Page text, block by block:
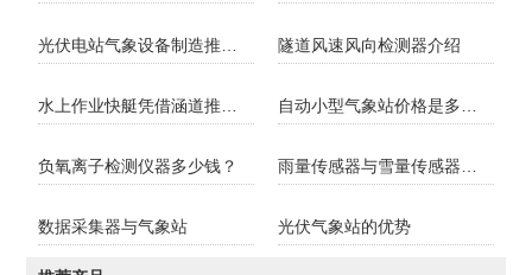
光伏电站气象设备制造推荐高企风途科技 隧道风速风向检测器介绍
水上作业快艇凭借涵道推进技术实现27公里时速的快速救援 自动小型气象站价格是多少？
负氧离子检测仪器多少钱？ 雨量传感器与雪量传感器推荐
数据采集器与气象站 光伏气象站的优势